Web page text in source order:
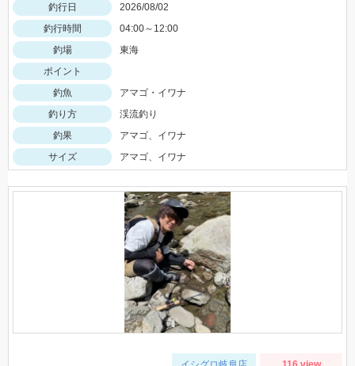
釣行日
2026/08/02
釣行時間
04:00～12:00
釣場
東海
ポイント
釣魚
アマゴ・イワナ
釣り方
渓流釣り
釣果
アマゴ、イワナ
サイズ
アマゴ、イワナ